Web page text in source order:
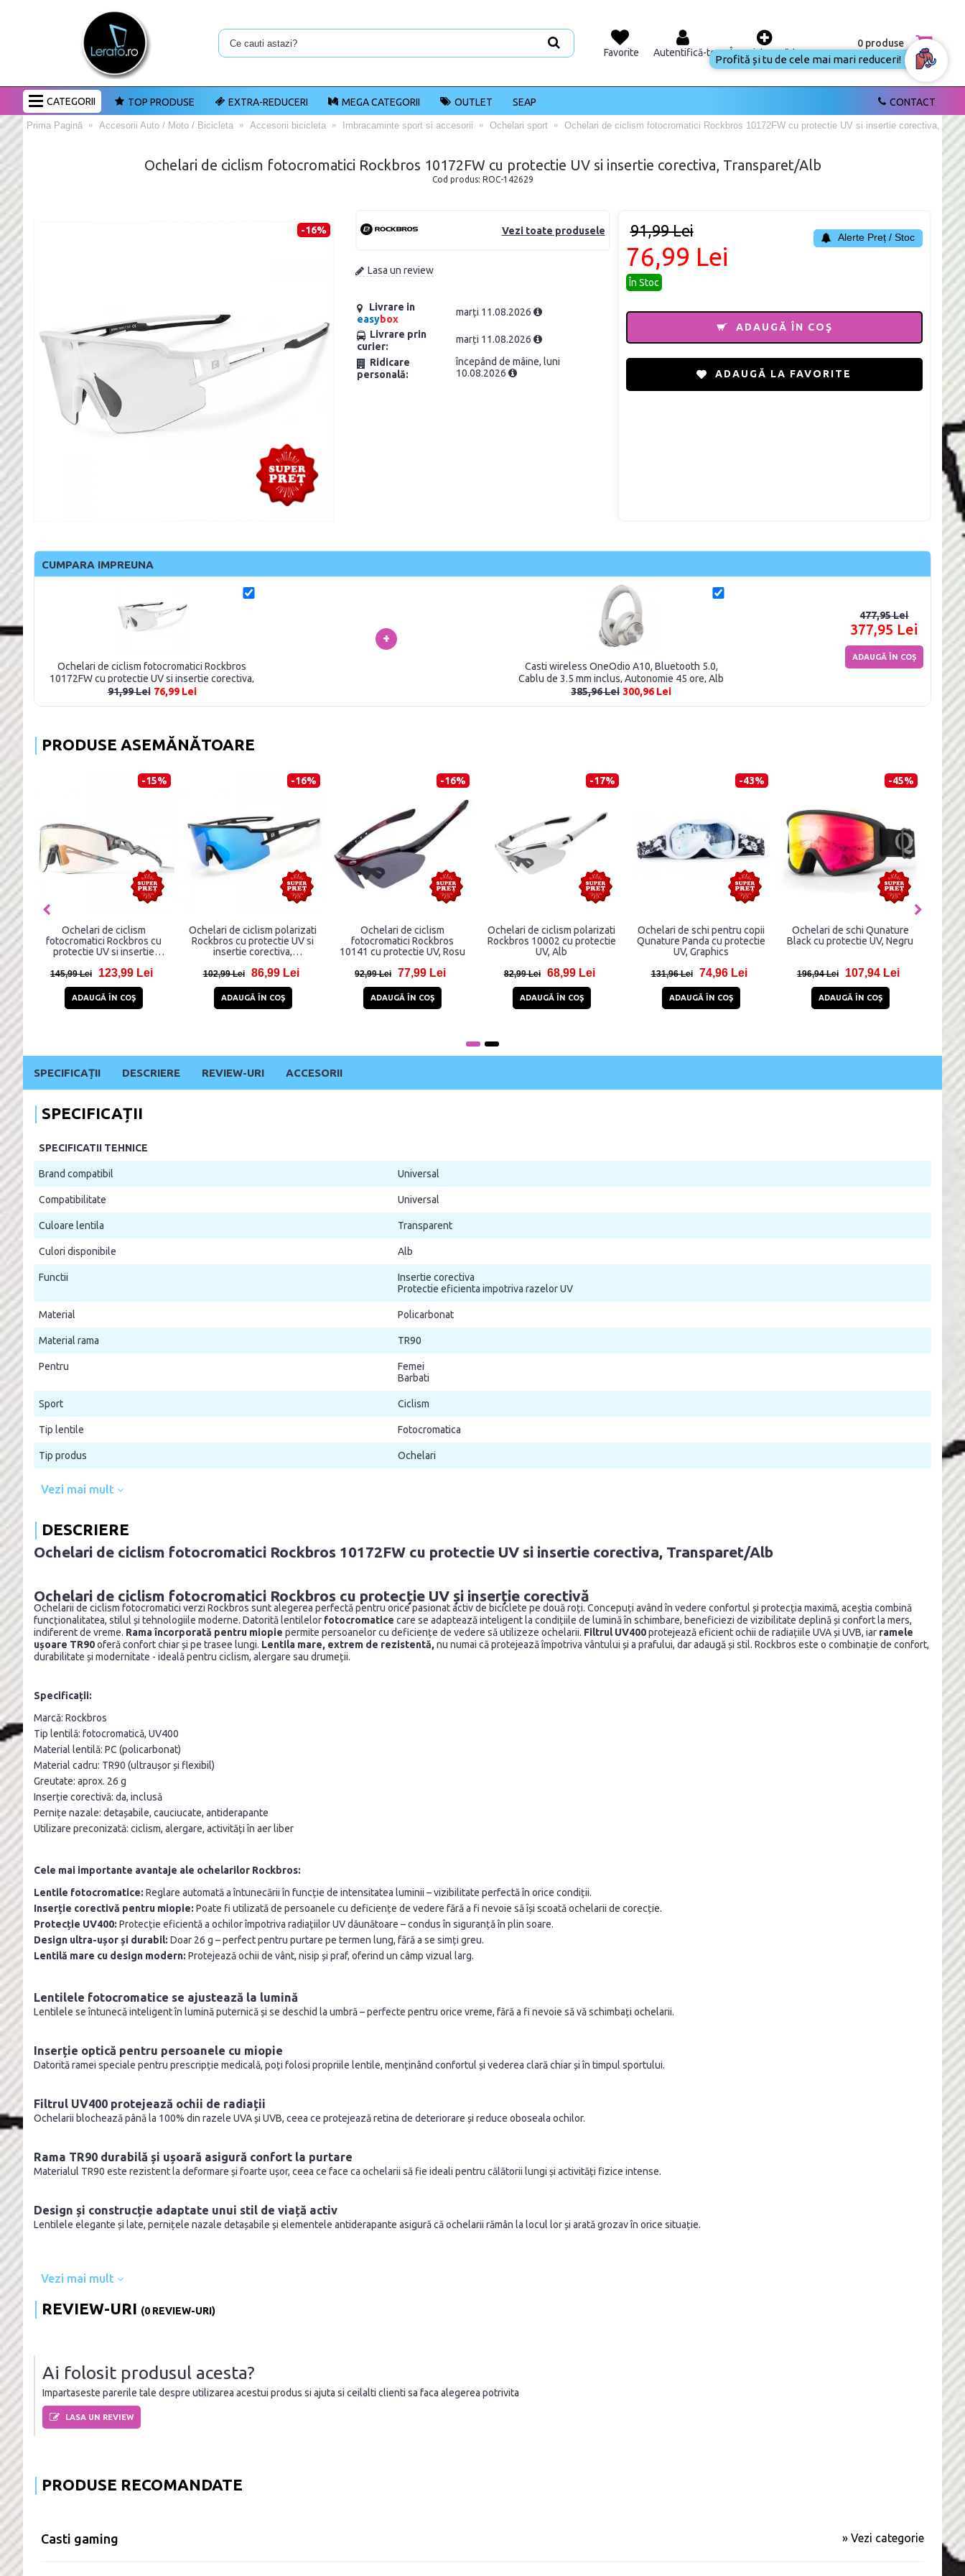
Favorite Autentifică-te Înregistrează-te
0 produse
CATEGORII CONTACT
TOP PRODUSE EXTRA-REDUCERI MEGA CATEGORII OUTLET SEAP
Prima Pagină Accesorii Auto / Moto / Bicicleta Accesorii bicicleta Imbracaminte sport si accesorii Ochelari sport Ochelari de ciclism fotocromatici Rockbros 10172FW cu protectie UV si insertie corectiva,
Ochelari de ciclism fotocromatici Rockbros 10172FW cu protectie UV si insertie corectiva, Transparet/Alb
Cod produs: ROC-142629
-16% Vezi toate produsele
Lasa un review
Livrare in
easybox
marți 11.08.2026
Livrare prin
curier:
marți 11.08.2026
Ridicare
personală:
începând de mâine, luni
10.08.2026
91,99 Lei
76,99 Lei
În Stoc
Alerte Preț / Stoc
ADAUGĂ ÎN COŞ
ADAUGĂ LA FAVORITE
CUMPARA IMPREUNA
Ochelari de ciclism fotocromatici Rockbros
10172FW cu protectie UV si insertie corectiva,
Transparet/Alb
91,99 Lei 76,99 Lei
+
Casti wireless OneOdio A10, Bluetooth 5.0,
Cablu de 3.5 mm inclus, Autonomie 45 ore, Alb
385,96 Lei 300,96 Lei
477,95 Lei
377,95 Lei
ADAUGĂ ÎN COŞ
PRODUSE ASEMĂNĂTOARE
-15%
Ochelari de ciclism
fotocromatici Rockbros cu
protectie UV si insertie
145,99 Lei 123,99 Lei
ADAUGĂ ÎN COŞ
-16%
Ochelari de ciclism polarizati
Rockbros cu protectie UV si
insertie corectiva,
102,99 Lei 86,99 Lei
ADAUGĂ ÎN COŞ
-16%
Ochelari de ciclism
fotocromatici Rockbros
10141 cu protectie UV, Rosu
92,99 Lei 77,99 Lei
ADAUGĂ ÎN COŞ
-17%
Ochelari de ciclism polarizati
Rockbros 10002 cu protectie
UV, Alb
82,99 Lei 68,99 Lei
ADAUGĂ ÎN COŞ
-43%
Ochelari de schi pentru copii
Qunature Panda cu protectie
UV, Graphics
131,96 Lei 74,96 Lei
ADAUGĂ ÎN COŞ
-45%
Ochelari de schi Qunature
Black cu protectie UV, Negru
196,94 Lei 107,94 Lei
ADAUGĂ ÎN COŞ
SPECIFICAȚII DESCRIERE REVIEW-URI ACCESORII
SPECIFICAȚII
SPECIFICATII TEHNICE
Brand compatibil Universal
Compatibilitate Universal
Culoare lentila Transparent
Culori disponibile Alb
Functii
Insertie corectiva
Protectie eficienta impotriva razelor UV
Material Policarbonat
Material rama TR90
Pentru
Femei
Barbati
Sport Ciclism
Tip lentile Fotocromatica
Tip produs Ochelari
Vezi mai mult
DESCRIERE
Ochelari de ciclism fotocromatici Rockbros 10172FW cu protectie UV si insertie corectiva, Transparet/Alb
Ochelari de ciclism fotocromatici Rockbros cu protecție UV și inserție corectivă
Ochelarii de ciclism fotocromatici verzi Rockbros sunt alegerea perfectă pentru orice pasionat activ de biciclete pe două roți. Concepuți având în vedere confortul și protecția maximă, aceștia combină
funcționalitatea, stilul și tehnologiile moderne. Datorită lentilelor fotocromatice care se adaptează inteligent la condițiile de lumină în schimbare, beneficiezi de vizibilitate deplină și confort la mers,
indiferent de vreme. Rama încorporată pentru miopie permite persoanelor cu deficiențe de vedere să utilizeze ochelarii. Filtrul UV400protejează eficient ochii de radiațiile UVA și UVB, iar ramele
ușoare TR90oferă confort chiar și pe trasee lungi. Lentila mare, extrem de rezistentă, nu numai că protejează împotriva vântului și a prafului, dar adaugă și stil. Rockbros este o combinație de confort,
durabilitate și modernitate - ideală pentru ciclism, alergare sau drumeții.
Specificații:
Marcă: Rockbros
Tip lentilă: fotocromatică, UV400
Material lentilă: PC (policarbonat)
Material cadru: TR90 (ultraușor și flexibil)
Greutate: aprox. 26 g
Inserție corectivă: da, inclusă
Pernițe nazale: detașabile, cauciucate, antiderapante
Utilizare preconizată: ciclism, alergare, activități în aer liber
Cele mai importante avantaje ale ochelarilor Rockbros:
Lentile fotocromatice: Reglare automată a întunecării în funcție de intensitatea luminii – vizibilitate perfectă în orice condiții.
Inserție corectivă pentru miopie: Poate fi utilizată de persoanele cu deficiențe de vedere fără a fi nevoie să își scoată ochelarii de corecție.
Protecție UV400: Protecție eficientă a ochilor împotriva radiațiilor UV dăunătoare – condus în siguranță în plin soare.
Design ultra-ușor și durabil: Doar 26 g – perfect pentru purtare pe termen lung, fără a se simți greu.
Lentilă mare cu design modern: Protejează ochii de vânt, nisip și praf, oferind un câmp vizual larg.
Lentilele fotocromatice se ajustează la lumină
Lentilele se întunecă inteligent în lumină puternică și se deschid la umbră – perfecte pentru orice vreme, fără a fi nevoie să vă schimbați ochelarii.
Inserție optică pentru persoanele cu miopie
Datorită ramei speciale pentru prescripție medicală, poți folosi propriile lentile, menținând confortul și vederea clară chiar și în timpul sportului.
Filtrul UV400 protejează ochii de radiații
Ochelarii blochează până la 100% din razele UVA și UVB, ceea ce protejează retina de deteriorare și reduce oboseala ochilor.
Rama TR90 durabilă și ușoară asigură confort la purtare
Materialul TR90 este rezistent la deformare și foarte ușor, ceea ce face ca ochelarii să fie ideali pentru călătorii lungi și activități fizice intense.
Design și construcție adaptate unui stil de viață activ
Lentilele elegante și late, pernițele nazale detașabile și elementele antiderapante asigură că ochelarii rămân la locul lor și arată grozav în orice situație.
Vezi mai mult
REVIEW-URI (0 REVIEW-URI)
Ai folosit produsul acesta?
Impartaseste parerile tale despre utilizarea acestui produs si ajuta si ceilalti clienti sa faca alegerea potrivita
LASA UN REVIEW
PRODUSE RECOMANDATE
Casti gaming » Vezi categorie
Profită și tu de cele mai mari reduceri!